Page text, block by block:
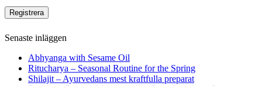
Senaste inläggen
Abhyanga with Sesame Oil
Ritucharya – Seasonal Routine for the Spring
Shilajit – Ayurvedans mest kraftfulla preparat